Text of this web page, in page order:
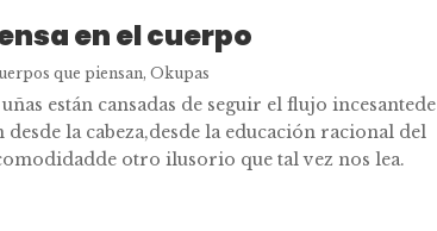
en el cuerpo
que piensan,Okupas
están cansadas de seguir el flujo incesantede
la cabeza,desde la educación racional del
otro ilusorio que tal vez nos lea.